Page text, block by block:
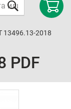
13496.13-2018
PDF